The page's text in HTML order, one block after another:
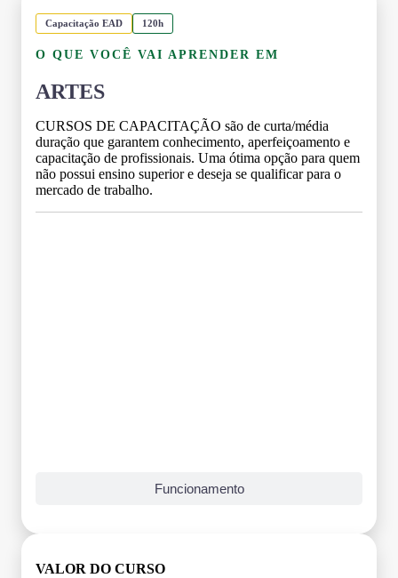
Capacitação EAD 120h
O QUE VOCÊ VAI APRENDER EM
ARTES
CURSOS DE CAPACITAÇÃO são de curta/média
duração que garantem conhecimento, aperfeiçoamento e
capacitação de profissionais. Uma ótima opção para quem
não possui ensino superior e deseja se qualificar para o
mercado de trabalho.
Funcionamento
VALOR DO CURSO